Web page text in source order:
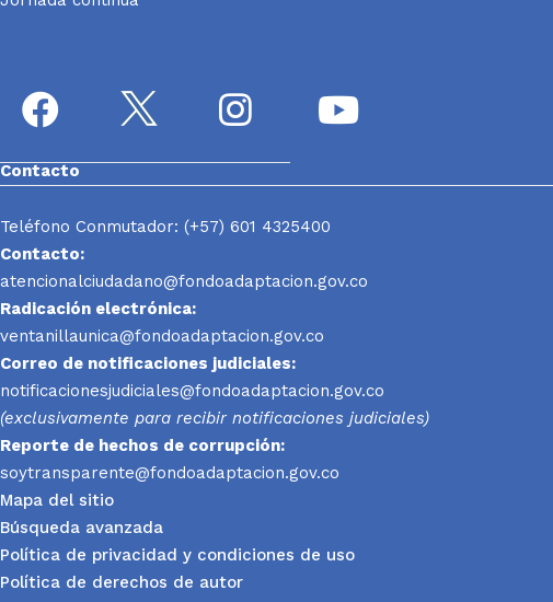
Contacto
Teléfono Conmutador: (+57) 601 4325400
Contacto:
atencionalciudadano@fondoadaptacion.gov.co
Radicación electrónica:
ventanillaunica@fondoadaptacion.gov.co
Correo de notificaciones judiciales:
notificacionesjudiciales@fondoadaptacion.gov.co
(exclusivamente para recibir notificaciones judiciales)
Reporte de hechos de corrupción:
soytransparente@fondoadaptacion.gov.co
Mapa del sitio
Búsqueda avanzada
Política de privacidad y condiciones de uso
Política de derechos de autor